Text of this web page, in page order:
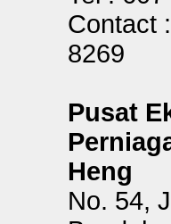
Contact
8269
Pusat
Heng
No. 54,